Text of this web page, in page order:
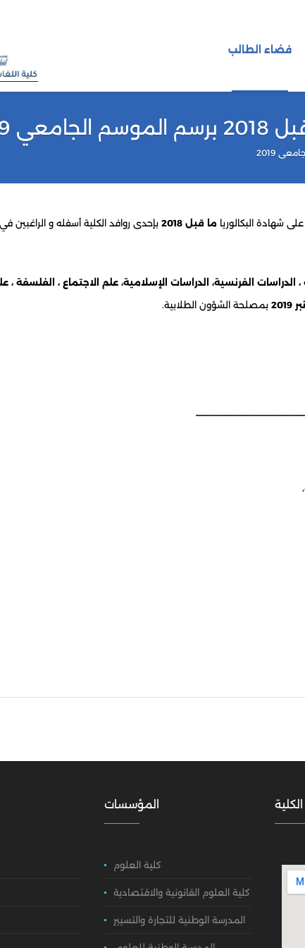
فضاء الطالب
2019
شهادة البكالوريا ما قبل 2018
بإحدى روافد الكلية أسفله و الراغبين
، الدراسات الفرنسية، الدراسات الإسلامية، علم الاجتماع ، الفلسفة
بمصلحة الشؤون الطلابية.
المؤسسات
كلية العلوم
كلية العلوم القانونية والاقتصادية
المدرسة الوطنية للتجارة والتسيير